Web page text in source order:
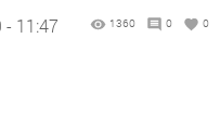
- 11:47 1360 0 0